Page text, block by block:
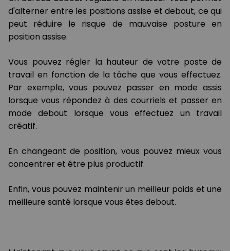
d'alterner entre les positions assise et debout, ce qui
peut réduire le risque de mauvaise posture en
position assise.
Vous pouvez régler la hauteur de votre poste de
travail en fonction de la tâche que vous effectuez.
Par exemple, vous pouvez passer en mode assis
lorsque vous répondez à des courriels et passer en
mode debout lorsque vous effectuez un travail
créatif.
En changeant de position, vous pouvez mieux vous
concentrer et être plus productif.
Enfin, vous pouvez maintenir un meilleur poids et une
meilleure santé lorsque vous êtes debout.